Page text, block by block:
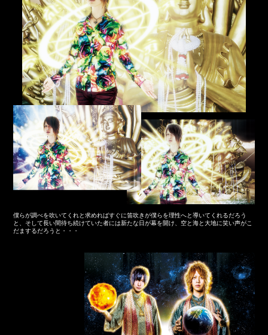
僕らが調べを吹いてくれと求めればすぐに笛吹きが僕らを理性へと導いてくれるだろう
と、そして長い間待ち続けていた者には新たな日が幕を開け、空と海と大地に笑い声がこ
だまするだろうと・・・